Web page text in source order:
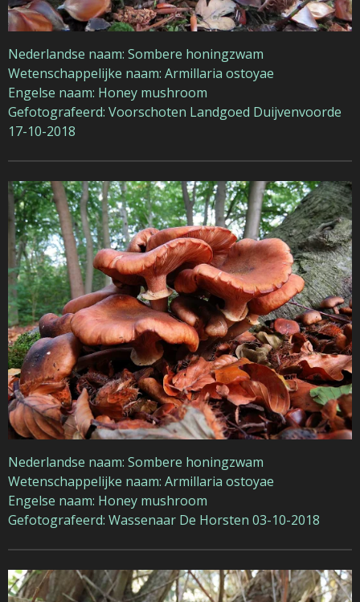
Nederlandse naam: Sombere honingzwam
Wetenschappelijke naam: Armillaria ostoyae
Engelse naam: Honey mushroom
Gefotografeerd: Voorschoten Landgoed Duijvenvoorde
17-10-2018
Nederlandse naam: Sombere honingzwam
Wetenschappelijke naam: Armillaria ostoyae
Engelse naam: Honey mushroom
Gefotografeerd: Wassenaar De Horsten 03-10-2018